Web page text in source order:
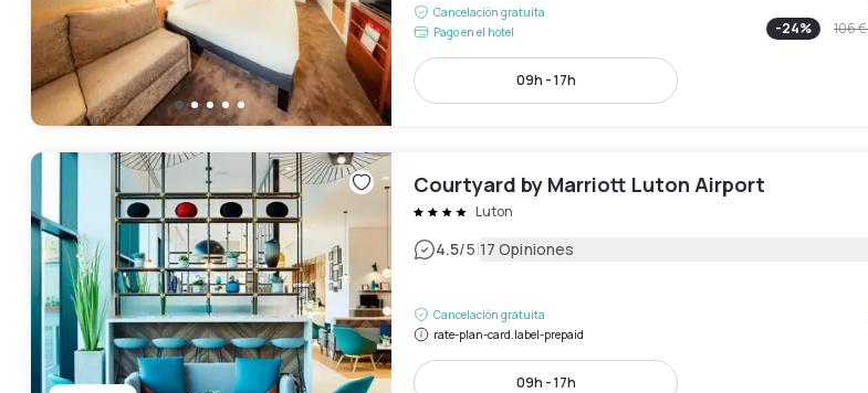
Cancelación gratuita
Pago en el hotel
-24% 106 €
09h - 17h
Courtyard by Marriott Luton Airport
Luton
4.5/5|17 Opiniones
Cancelación gratuita
rate-plan-card.label-prepaid
09h - 17h